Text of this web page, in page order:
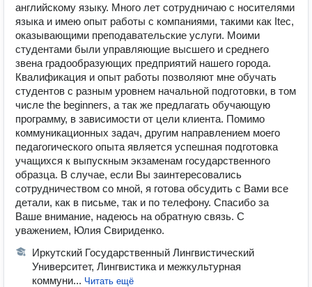
английскому языку. Много лет сотрудничаю с носителями
языка и имею опыт работы с компаниями, такими как Itec,
оказывающими преподавательские услуги. Моими
студентами были управляющие высшего и среднего
звена градообразующих предприятий нашего города.
Квалификация и опыт работы позволяют мне обучать
студентов с разным уровнем начальной подготовки, в том
числе the beginners, а так же предлагать обучающую
программу, в зависимости от цели клиента. Помимо
коммуникационных задач, другим направлением моего
педагогического опыта является успешная подготовка
учащихся к выпускным экзаменам государственного
образца. В случае, если Вы заинтересовались
сотрудничеством со мной, я готова обсудить с Вами все
детали, как в письме, так и по телефону. Спасибо за
Ваше внимание, надеюсь на обратную связь. С
уважением, Юлия Свириденко.
Иркутский Государственный Лингвистический
Университет, Лингвистика и межкультурная
коммуни... Читать ещё